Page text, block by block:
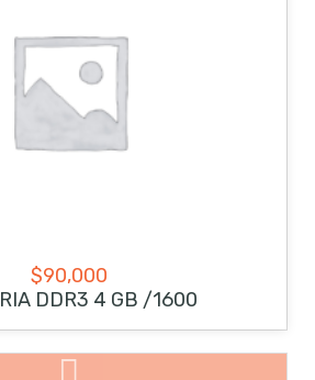
$90,000
DDR3 4 GB /1600